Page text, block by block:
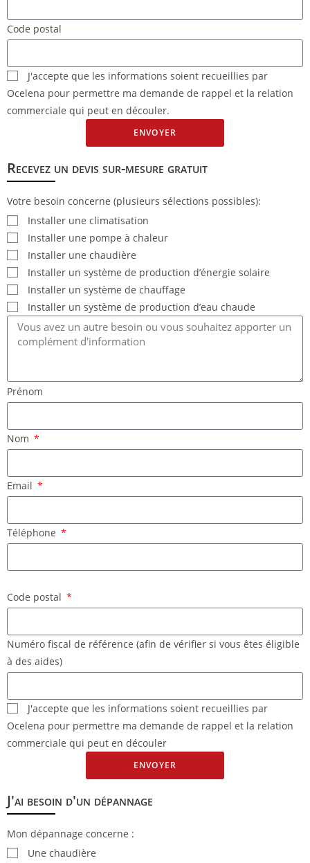
Code postal
J'accepte que les informations soient recueillies par
Ocelena pour permettre ma demande de rappel et la relation
commerciale qui peut en découler.
ENVOYER
Recevez un devis sur-mesure gratuit
Votre besoin concerne (plusieurs sélections possibles):
Installer une climatisation
Installer une pompe à chaleur
Installer une chaudière
Installer un système de production d’énergie solaire
Installer un système de chauffage
Installer un système de production d’eau chaude
Prénom
Nom
Email
Téléphone
Code postal
Numéro fiscal de référence (afin de vérifier si vous êtes éligible
à des aides)
J'accepte que les informations soient recueillies par
Ocelena pour permettre ma demande de rappel et la relation
commerciale qui peut en découler
ENVOYER
J'ai besoin d'un dépannage
Mon dépannage concerne :
Une chaudière